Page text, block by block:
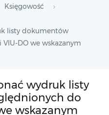
Księgowość
listy dokumentów
DO we wskazanym
wydruk listy
do
wskazanym